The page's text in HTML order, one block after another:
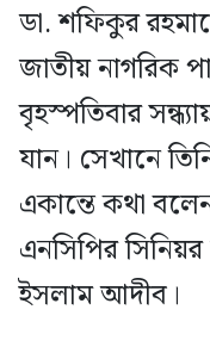
ডা. শফিকুর
জাতীয় নাগরিক
বৃহস্পতিবার
যান। সেখানে
একান্তে কথা
এনসিপির
ইসলাম আদীব।